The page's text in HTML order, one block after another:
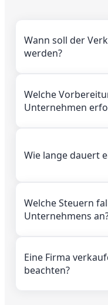
Wann soll der
werden?
Welche
Unternehmen
Wie lange dauert
Welche Steuern
Unternehmens
Eine Firma
beachten?